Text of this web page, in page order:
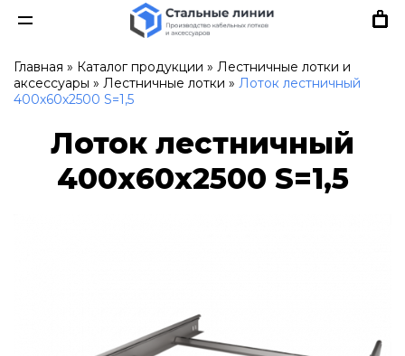
Главная » Каталог продукции » Лестничные лотки и
аксессуары » Лестничные лотки » Лоток лестничный
400х60х2500 S=1,5
Лоток лестничный
400х60х2500 S=1,5